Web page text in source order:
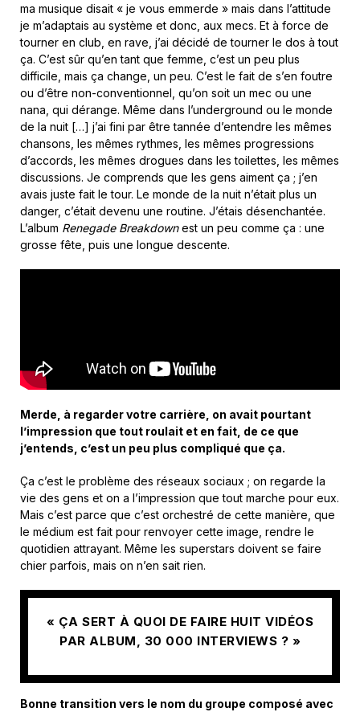
ma musique disait « je vous emmerde » mais dans l’attitude
je m’adaptais au système et donc, aux mecs. Et à force de
tourner en club, en rave, j’ai décidé de tourner le dos à tout
ça. C’est sûr qu’en tant que femme, c’est un peu plus
difficile, mais ça change, un peu. C’est le fait de s’en foutre
ou d’être non-conventionnel, qu’on soit un mec ou une
nana, qui dérange. Même dans l’underground ou le monde
de la nuit […] j’ai fini par être tannée d’entendre les mêmes
chansons, les mêmes rythmes, les mêmes progressions
d’accords, les mêmes drogues dans les toilettes, les mêmes
discussions. Je comprends que les gens aiment ça ; j’en
avais juste fait le tour. Le monde de la nuit n’était plus un
danger, c’était devenu une routine. J’étais désenchantée.
L’album Renegade Breakdownest un peu comme ça : une
grosse fête, puis une longue descente.
Merde, à regarder votre carrière, on avait pourtant
l’impression que tout roulait et en fait, de ce que
j’entends, c’est un peu plus compliqué que ça.
Ça c’est le problème des réseaux sociaux ; on regarde la
vie des gens et on a l’impression que tout marche pour eux.
Mais c’est parce que c’est orchestré de cette manière, que
le médium est fait pour renvoyer cette image, rendre le
quotidien attrayant. Même les superstars doivent se faire
chier parfois, mais on n’en sait rien.
« ÇA SERT À QUOI DE FAIRE HUIT VIDÉOS
PAR ALBUM, 30 000 INTERVIEWS ? »
Bonne transition vers le nom du groupe composé avec